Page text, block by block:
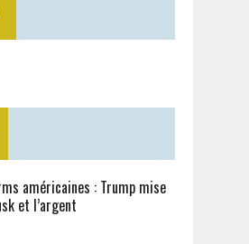
américaines : Trump mise
et l’argent